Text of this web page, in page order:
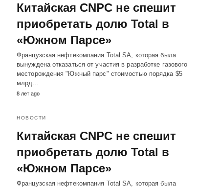
Китайская CNPC не спешит
приобретать долю Total в
«Южном Парсе»
Французская нефтекомпания Total SA, которая была
вынуждена отказаться от участия в разработке газового
месторождения "Южный парс" стоимостью порядка $5
млрд…
8 лет ago
НОВОСТИ
Китайская CNPC не спешит
приобретать долю Total в
«Южном Парсе»
Французская нефтекомпания Total SA, которая была